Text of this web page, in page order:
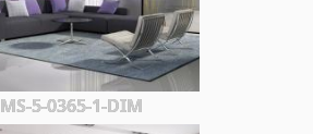
MS-5-0365-1-DIM